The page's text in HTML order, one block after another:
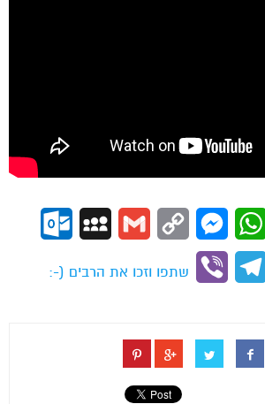
Email
WhatsApp
Messenger
Copy
Gmail
MySpace
Skype
Telegram
Viber
שתפו וזכו את הרבים (-: